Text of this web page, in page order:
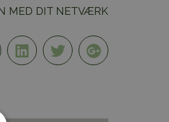
MED DIT NETVÆRK